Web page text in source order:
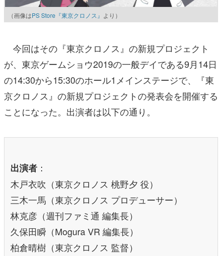
（画像はPS Store『東京クロノス』 より）
今回はその『東京クロノス』の新規プロジェクト
が、東京ゲームショウ2019の一般デイである9月14日
の14:30から15:30のホール1メインステージで、『東
京クロノス』の新規プロジェクトの発表会を開催する
ことになった。出演者は以下の通り。
出演者 ：
木戸衣吹（東京クロノス 桃野夕 役）
三木一馬（東京クロノス プロデューサー）
林克彦（週刊ファミ通 編集長）
久保田瞬（Mogura VR 編集長）
柏倉晴樹（東京クロノス 監督）